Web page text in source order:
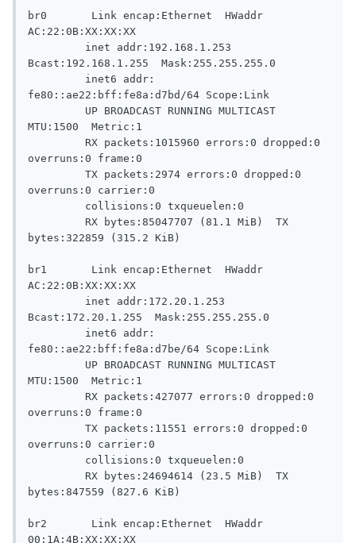
br0       Link encap:Ethernet  HWaddr
AC:22:0B:XX:XX:XX
Bcast:192.168.1.255  Mask:255.255.255.0
fe80::ae22:bff:fe8a:d7bd/64 Scope:Link
MTU:1500  Metric:1
overruns:0 frame:0
overruns:0 carrier:0
bytes:322859 (315.2 KiB)
br1       Link encap:Ethernet  HWaddr
AC:22:0B:XX:XX:XX
Bcast:172.20.1.255  Mask:255.255.255.0
fe80::ae22:bff:fe8a:d7be/64 Scope:Link
MTU:1500  Metric:1
overruns:0 frame:0
overruns:0 carrier:0
bytes:847559 (827.6 KiB)
br2       Link encap:Ethernet  HWaddr
00:1A:4B:XX:XX:XX